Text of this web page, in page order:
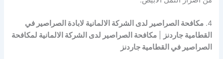
4. مكافحة الصراصير لدى الشركة الالمانية لابادة الصراصير في
القطامية جاردنز
|مكافحة الصراصير لدى الشركة الالمانية لمكافحة
الصراصير في القطامية جاردنز